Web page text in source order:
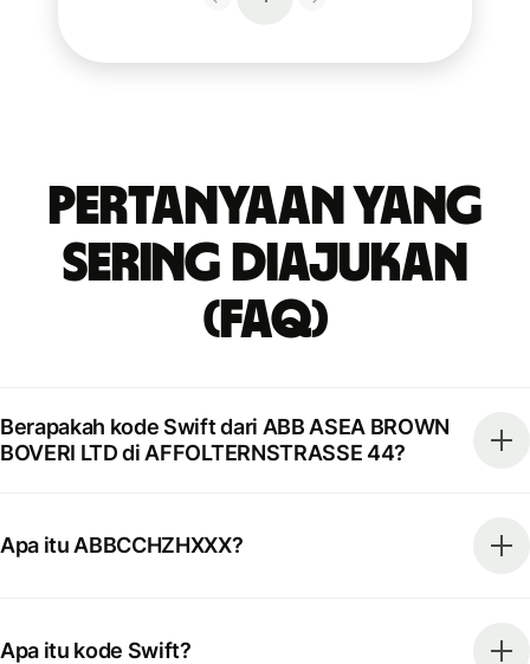
Pertanyaan yang
Sering Diajukan
(FAQ)
Berapakah kode Swift dari ABB ASEA BROWN
BOVERI LTD di AFFOLTERNSTRASSE 44?
Apa itu ABBCCHZHXXX?
Apa itu kode Swift?